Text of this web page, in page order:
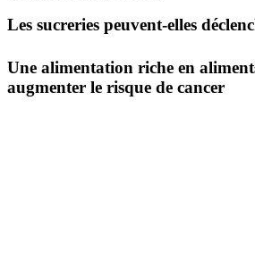
Les sucreries peuvent-elles
Une alimentation riche en
augmenter le risque de cancer